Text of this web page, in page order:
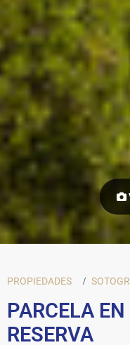
PROPIEDADES
PARCELA
RESERVA